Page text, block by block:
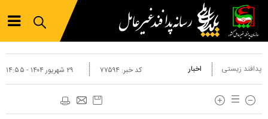
پدافند زیستی اخبار ۲۹ شهريور ۱۴۰۴ - ۱۴:۵۵ کد خبر:۷۷۵۹۴